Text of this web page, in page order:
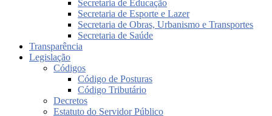
Secretaria de Educação
Secretaria de Esporte e Lazer
Secretaria de Obras, Urbanismo e Transportes
Secretaria de Saúde
Transparência
Legislação
Códigos
Código de Posturas
Código Tributário
Decretos
Estatuto do Servidor Público